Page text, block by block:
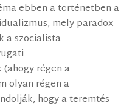
ebben a történetben a
mely paradox
a szocialista
régen a
olyan régen a
hogy a teremtés